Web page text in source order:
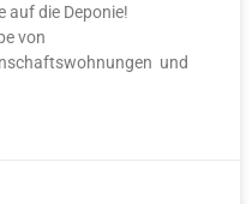
auf die Deponie!
von
und